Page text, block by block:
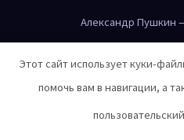
Александр Пушкин
Александр Пушкин
Александр Пушкин
Этот сайт использует куки-
помочь вам в навигации, а